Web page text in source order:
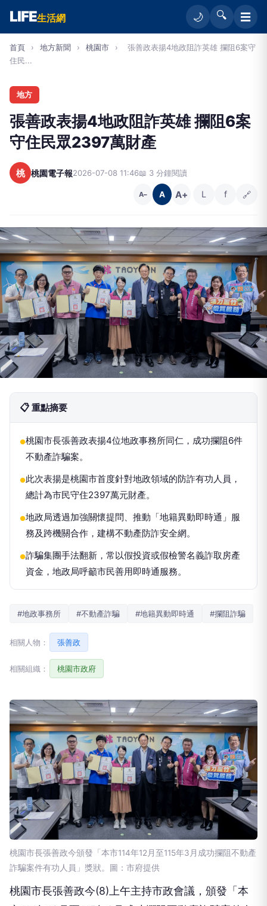
LIFE生活網 🌙 🔍 ☰
首頁 › 地方新聞 › 桃園市 ›
張善政表揚4地政阻詐英雄 攔阻6案守
住民...
地方
張善政表揚4地政阻詐英雄 攔阻6案
守住民眾2397萬財產
桃 桃園電子報2026-07-08 11:46📖 3 分鐘閱讀
A− A A+ L f 🔗
📋 重點摘要
●桃園市長張善政表揚4位地政事務所同仁，成功攔阻6件
不動產詐騙案。
●此次表揚是桃園市首度針對地政領域的防詐有功人員，
總計為市民守住2397萬元財產。
●地政局透過加強關懷提問、推動「地籍異動即時通」服
務及跨機關合作，建構不動產防詐安全網。
●詐騙集團手法翻新，常以假投資或假檢警名義詐取房產
資金，地政局呼籲市民善用即時通服務。
#地政事務所 #不動產詐騙 #地籍異動即時通 #攔阻詐騙
相關人物： 張善政
相關組織： 桃園市政府
桃園市長張善政今頒發「本市114年12月至115年3月成功攔阻不動產
詐騙案件有功人員」獎狀。圖：市府提供
桃園市長張善政今(8)上午主持市政會議，頒發「本